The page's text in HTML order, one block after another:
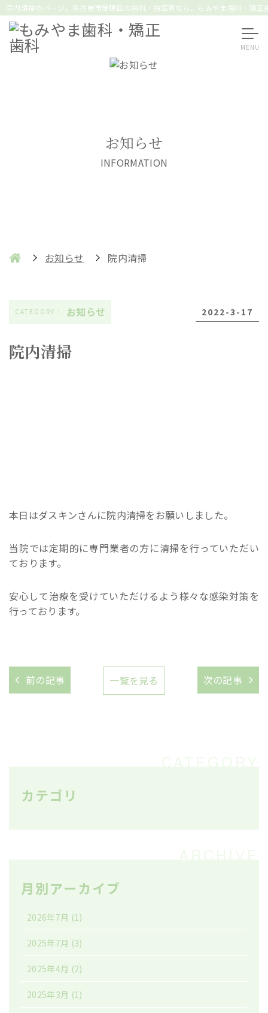
院内清掃のページ。名古屋市瑞穂区の歯科・歯医者なら、もみやま歯科・矯正
お知らせ
INFORMATION
お知らせ 院内清掃
お知らせ 2022-3-17
院内清掃
本日はダスキンさんに院内清掃をお願いしました。
当院では定期的に専門業者の方に清掃を行っていただい
ております。
安心して治療を受けていただけるよう様々な感染対策を
行っております。
前の記事 一覧を見る 次の記事
カテゴリ
月別アーカイブ
2026年7月 (1)
2025年7月 (3)
2025年4月 (2)
2025年3月 (1)